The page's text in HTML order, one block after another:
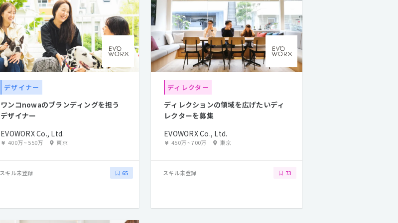
デザイナー
ワンコnowaのブランディングを担う
デザイナー
EVOWORX Co., Ltd.
400万~550万 東京
スキル未登録 65
ディレクター
ディレクションの領域を広げたいディ
レクターを募集
EVOWORX Co., Ltd.
450万~700万 東京
スキル未登録 73